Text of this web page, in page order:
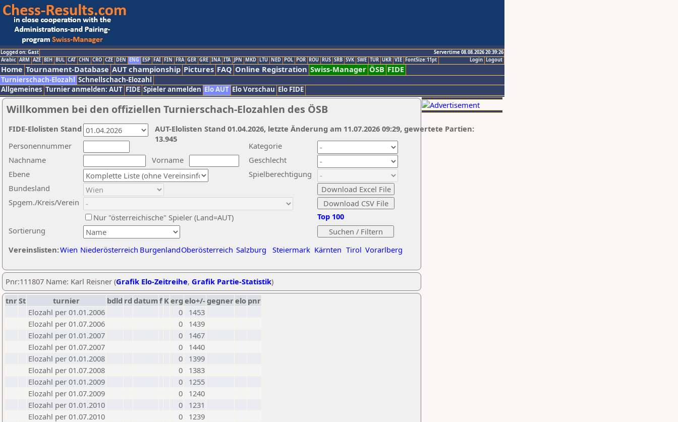
Logged on: Gast
Servertime 08.08.2026 20:39:26
Logout
Login
Arabic ARM AZE BIH BUL CAT CHN CRO CZE DEN ENG ESP FAI FIN FRA GER GRE INA ITA JPN MKD LTU NED POL POR ROU RUS SRB SVK SWE TUR UKR VIE FontSize:11pt
Home Tournament-Database AUT championship Pictures FAQ Online Registration Swiss-Manager ÖSB FIDE
Turnierschach-Elozahl Schnellschach-Elozahl
Allgemeines Turnier anmelden: AUT FIDE Spieler anmelden Elo AUT Elo Vorschau Elo FIDE
Willkommen bei den offiziellen Turnierschach-Elozahlen des ÖSB
Nachname
Vorname
Ebene
Kategorie
Sortierung
Personennummer
Bundesland
Spgem./Kreis/Verein
Geschlecht
Nur "österreichische" Spieler (Land=AUT)
Spielberechtigung
Vereinslisten:Wien Niederösterreich BurgenlandOberösterreich Salzburg Steiermark Kärnten Tirol Vorarlberg
Top 100
AUT-Elolisten Stand 01.04.2026, letzte Änderung am 11.07.2026 09:29, gewertete Partien:
13.945
FIDE-Elolisten Stand
Pnr:111807 Name: Karl Reisner (Grafik Elo-Zeitreihe, Grafik Partie-Statistik)
tnrSt turnier bdld rd datumf Kerg elo+/-gegnerelo pnr
Elozahl per 01.01.2006
0
1453
Elozahl per 01.07.2006
0
1439
Elozahl per 01.01.2007
0
1467
Elozahl per 01.07.2007
0
1440
Elozahl per 01.01.2008
0
1399
Elozahl per 01.07.2008
0
1383
Elozahl per 01.01.2009
0
1255
Elozahl per 01.07.2009
0
1240
Elozahl per 01.01.2010
0
1231
Elozahl per 01.07.2010
0
1239